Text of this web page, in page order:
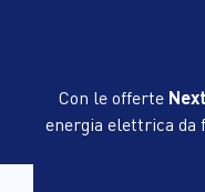
Con le offerte
energia elettrica da